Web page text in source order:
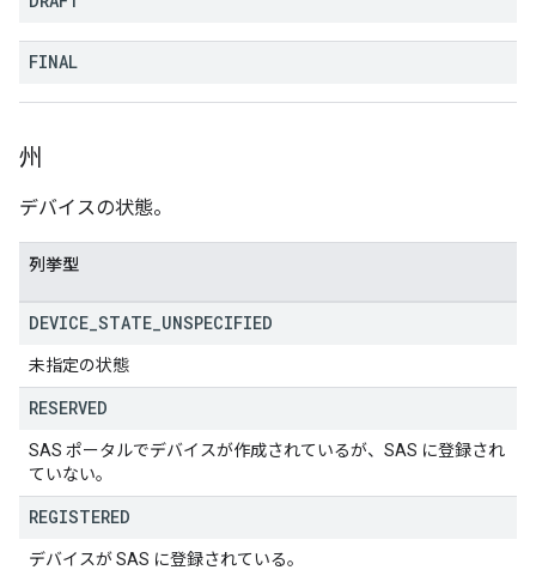
FINAL
州
デバイスの状態。
列挙型
DEVICE STATE UNSPECIFIED
未指定の状態
RESERVED
SAS ポータルでデバイスが作成されているが、SAS に登録され
ていない。
REGISTERED
デバイスが SAS に登録されている。